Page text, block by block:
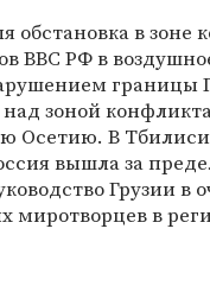
в зоне
ВВС РФ в
границы
зоной
Осетию. В
вышла за
Грузии в
миротворцев в